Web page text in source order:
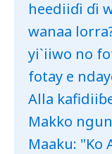
heediiɗi ɗi
wanaa
yi`iiwo no
fotay e
Alla
Makko
Maaku: "Ko